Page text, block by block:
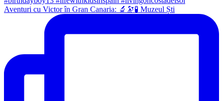
Aventuri cu Victor în Gran Canaria: 🔬🔭🧪 Muzeul Ști